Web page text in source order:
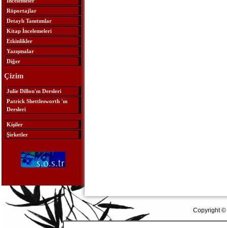
Röportajlar
Detaylı Tanıtımlar
Kitap İncelemeleri
Etkinlikler
Yazışmalar
Diğer
Çizim
Julie Dillon'ın Dersleri
Patrick Shettlesworth 'ın
Dersleri
Kişiler
Şirketler
Copyright ©